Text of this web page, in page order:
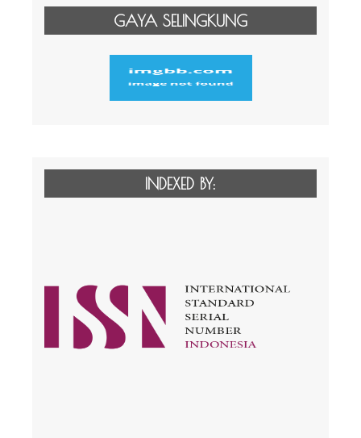
GAYA SELINGKUNG
INDEXED BY: